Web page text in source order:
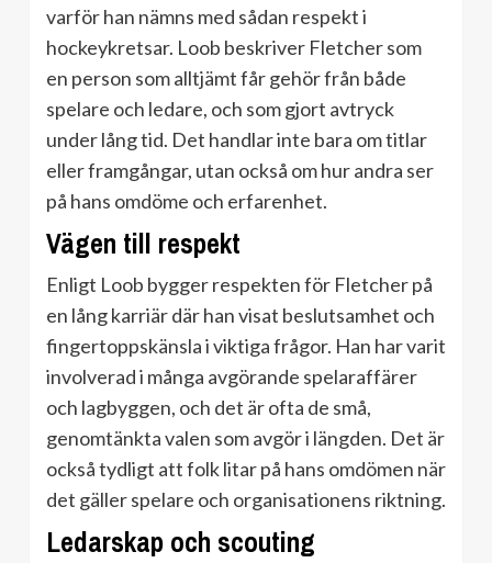
varför han nämns med sådan respekt i
hockeykretsar. Loob beskriver Fletcher som
en person som alltjämt får gehör från både
spelare och ledare, och som gjort avtryck
under lång tid. Det handlar inte bara om titlar
eller framgångar, utan också om hur andra ser
på hans omdöme och erfarenhet.
Vägen till respekt
Enligt Loob bygger respekten för Fletcher på
en lång karriär där han visat beslutsamhet och
fingertoppskänsla i viktiga frågor. Han har varit
involverad i många avgörande spelaraffärer
och lagbyggen, och det är ofta de små,
genomtänkta valen som avgör i längden. Det är
också tydligt att folk litar på hans omdömen när
det gäller spelare och organisationens riktning.
Ledarskap och scouting